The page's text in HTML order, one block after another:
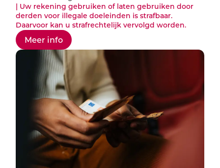
| Uw rekening gebruiken of laten gebruiken door
derden voor illegale doeleinden is strafbaar.
Daarvoor kan u strafrechtelijk vervolgd worden.
Meer info